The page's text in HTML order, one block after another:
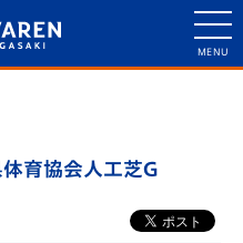
育協会人工芝G